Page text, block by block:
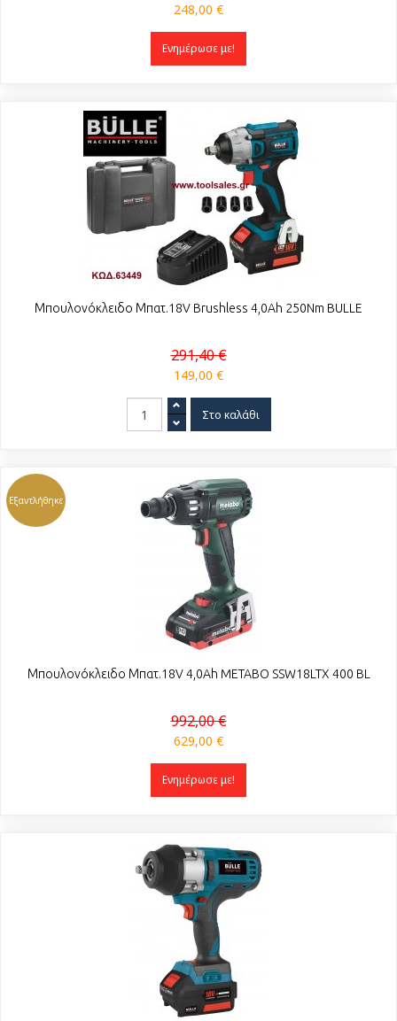
248,00 €
Ενημέρωσε με!
Μπουλονόκλειδο Μπατ.18V Brushless 4,0Ah 250Nm BULLE
291,40 €
149,00 €
Εξαντλήθηκε
Μπουλονόκλειδο Μπατ.18V 4,0Ah METABO SSW18LTX 400 BL
992,00 €
629,00 €
Ενημέρωσε με!